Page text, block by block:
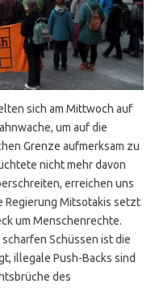
sich am Mittwoch auf
um auf die
Grenze aufmerksam zu
nicht mehr davon
erreichen uns
Regierung Mitsotakis setzt
um Menschenrechte.
Schüssen ist die
illegale Push-Backs sind
des